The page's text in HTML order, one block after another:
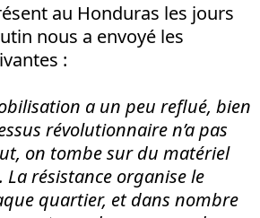
au Honduras les jours
nous a envoyé les
:
a un peu reflué, bien
révolutionnaire n’a pas
on tombe sur du matériel
La résistance organise le
quartier, et dans nombre